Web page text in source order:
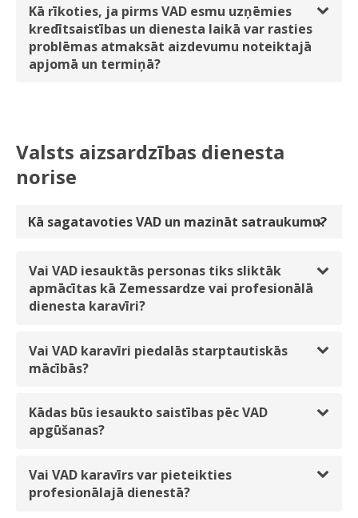
Kā rīkoties, ja pirms VAD esmu uzņēmies
kredītsaistības un dienesta laikā var rasties
problēmas atmaksāt aizdevumu noteiktajā
apjomā un termiņā?
Valsts aizsardzības dienesta
norise
Kā sagatavoties VAD un mazināt satraukumu?
Vai VAD iesauktās personas tiks sliktāk
apmācītas kā Zemessardze vai profesionālā
dienesta karavīri?
Vai VAD karavīri piedalās starptautiskās
mācībās?
Kādas būs iesaukto saistības pēc VAD
apgūšanas?
Vai VAD karavīrs var pieteikties
profesionālajā dienestā?